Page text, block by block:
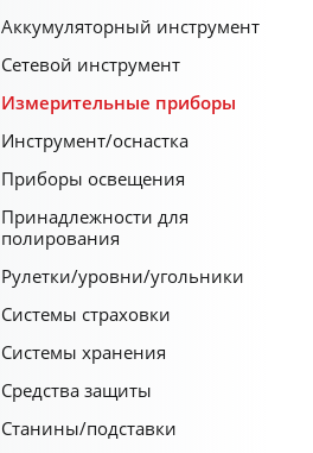
Аккумуляторный инструмент
Сетевой инструмент
Измерительные приборы
Инструмент/оснастка
Приборы освещения
Принадлежности для
полирования
Рулетки/уровни/угольники
Системы страховки
Системы хранения
Средства защиты
Станины/подставки